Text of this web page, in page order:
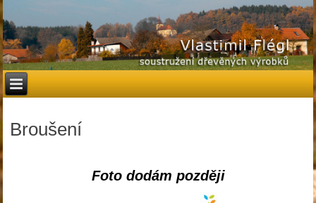
Broušení
Foto dodám později